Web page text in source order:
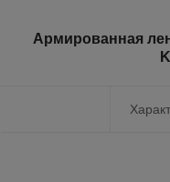
Армированная